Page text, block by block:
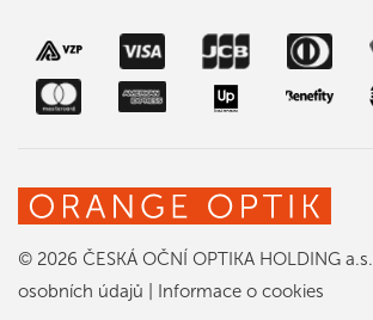
© 2026 ČESKÁ OČNÍ OPTIKA HOLDING a.s.
osobních údajů
Informace o cookies